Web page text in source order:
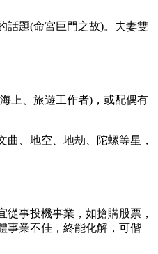
話題(命宮巨門之故)。夫妻雙
上、旅遊工作者)，或配偶有
、地空、地劫、陀螺等星，
事投機事業，如搶購股票，
事業不佳，終能化解，可偕